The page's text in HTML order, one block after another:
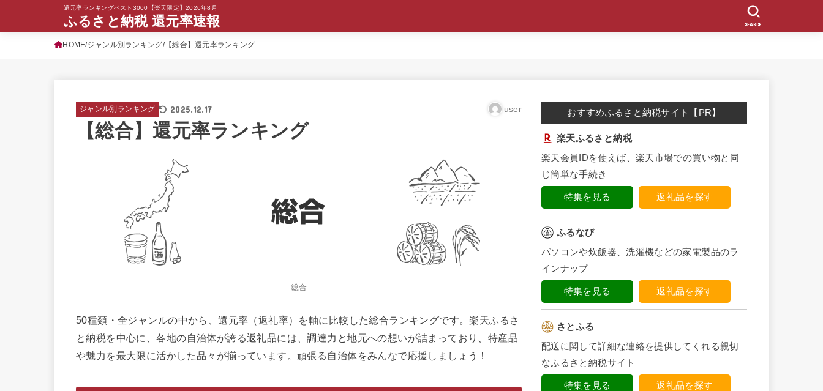
還元率ランキングベスト3000【楽天限定】2026年8月
ふるさと納税 還元率速報 SEARCH
HOME ジャンル別ランキング 【総合】還元率ランキング
ジャンル別ランキング 2025.12.17 user
【総合】還元率ランキング
総合
50種類・全ジャンルの中から、還元率（返礼率）を軸に比較した総合ランキングです。楽天ふるさ
と納税を中心に、各地の自治体が誇る返礼品には、調達力と地元への想いが詰まっており、特産品
や魅力を最大限に活かした品々が揃っています。頑張る自治体をみんなで応援しましょう！
おすすめふるさと納税サイト【PR】
楽天ふるさと納税
楽天会員IDを使えば、楽天市場での買い物と同
じ簡単な手続き
特集を見る 返礼品を探す
ふるなび
パソコンや炊飯器、洗濯機などの家電製品のラ
インナップ
特集を見る 返礼品を探す
さとふる
配送に関して詳細な連絡を提供してくれる親切
なふるさと納税サイト
特集を見る 返礼品を探す